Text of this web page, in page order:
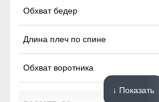
↓ Показать